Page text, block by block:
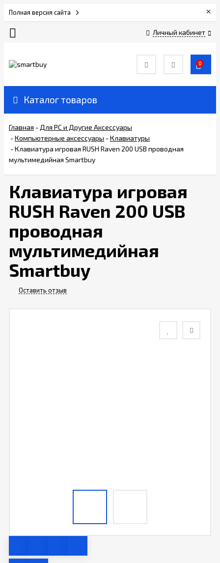
Полная версия сайта ×
Личный кабинет
компании
Вакансии
Прайс-
Доставка
оплата
Контакты
Отзывы
0
Каталог товаров
Главная - Для РС и Другие Аксессуары
-Компьютерные аксессуары -Клавиатуры
-Клавиатура игровая RUSH Raven 200 USB проводная
мультимедийная Smartbuy
Клавиатура игровая
RUSH Raven 200 USB
проводная
мультимедийная
Smartbuy
Оставить отзыв